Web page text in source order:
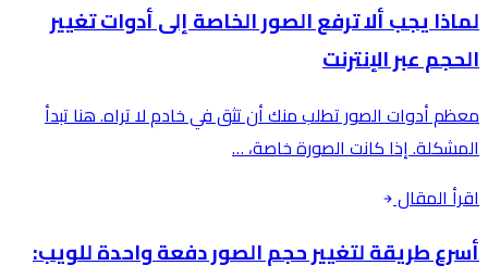
لماذا يجب ألا ترفع الصور الخاصة إلى أدوات تغيير
الحجم عبر الإنترنت
معظم أدوات الصور تطلب منك أن تثق في خادم لا تراه. هنا تبدأ
المشكلة. إذا كانت الصورة خاصة، …
اقرأ المقال
أسرع طريقة لتغيير حجم الصور دفعة واحدة للويب: